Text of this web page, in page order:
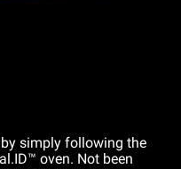
simply following the
oven. Not been